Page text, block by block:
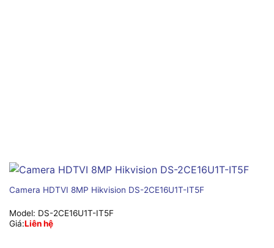
Camera HDTVI 8MP Hikvision DS-2CE16U1T-IT5F
Model: DS-2CE16U1T-IT5F
Giá:Liên hệ